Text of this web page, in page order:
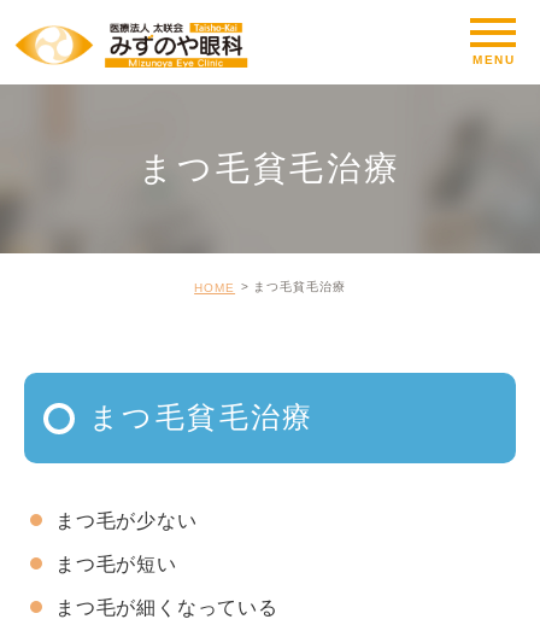
まつ毛貧毛治療
HOME まつ毛貧毛治療
まつ毛貧毛治療
まつ毛が少ない
まつ毛が短い
まつ毛が細くなっている